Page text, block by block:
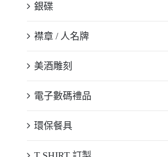
銀碟
襟章 / 人名牌
美酒雕刻
電子數碼禮品
環保餐具